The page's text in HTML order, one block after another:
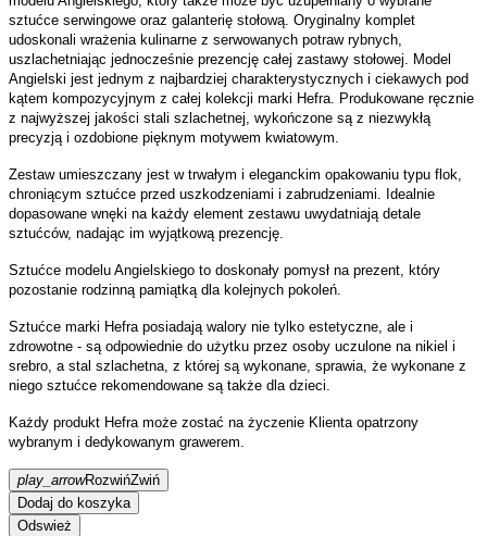
sztućce serwingowe oraz galanterię stołową. Oryginalny komplet
udoskonali wrażenia kulinarne z serwowanych potraw rybnych,
uszlachetniając jednocześnie prezencję całej zastawy stołowej. Model
Angielski jest jednym z najbardziej charakterystycznych i ciekawych pod
kątem kompozycyjnym z całej kolekcji marki Hefra. Produkowane ręcznie
z najwyższej jakości stali szlachetnej, wykończone są z niezwykłą
precyzją i ozdobione pięknym motywem kwiatowym.
Zestaw umieszczany jest w trwałym i eleganckim opakowaniu typu flok,
chroniącym sztućce przed uszkodzeniami i zabrudzeniami. Idealnie
dopasowane wnęki na każdy element zestawu uwydatniają detale
sztućców, nadając im wyjątkową prezencję.
Sztućce modelu Angielskiego to doskonały pomysł na prezent, który
pozostanie rodzinną pamiątką dla kolejnych pokoleń.
Sztućce marki Hefra posiadają walory nie tylko estetyczne, ale i
zdrowotne - są odpowiednie do użytku przez osoby uczulone na nikiel i
srebro, a stal szlachetna, z której są wykonane, sprawia, że wykonane z
niego sztućce rekomendowane są także dla dzieci.
Każdy produkt Hefra może zostać na życzenie Klienta opatrzony
wybranym i dedykowanym grawerem.
play_arrowRozwińZwiń
Dodaj do koszyka